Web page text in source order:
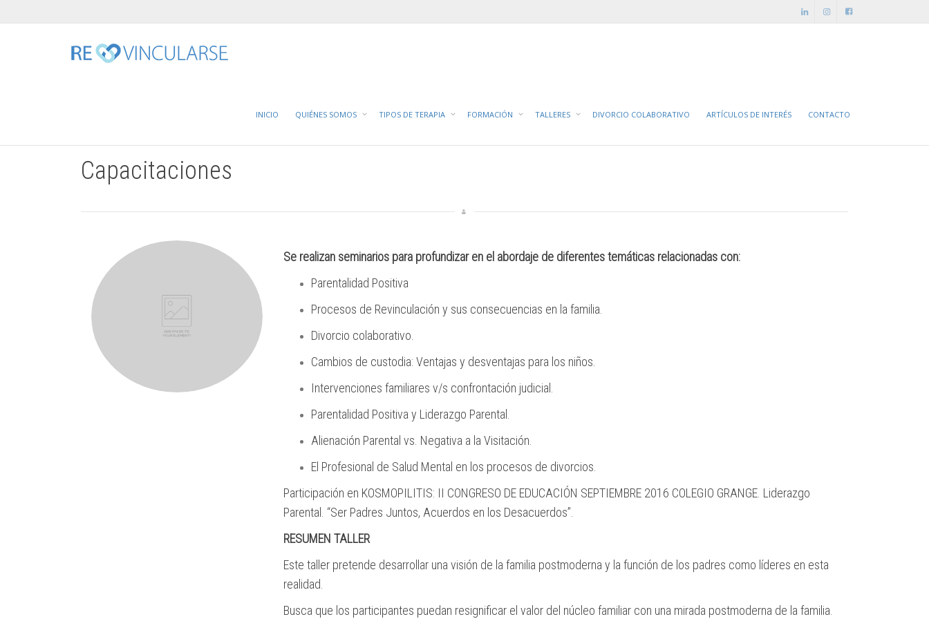
INICIO QUIÉNES SOMOS TIPOS DE TERAPIA FORMACIÓN TALLERES DIVORCIO COLABORATIVO ARTÍCULOS DE INTERÉS CONTACTO
Capacitaciones
Se realizan seminarios para profundizar en el abordaje de diferentes temáticas relacionadas con:
Parentalidad Positiva
Procesos de Revinculación y sus consecuencias en la familia.
Divorcio colaborativo.
Cambios de custodia: Ventajas y desventajas para los niños.
Intervenciones familiares v/s confrontación judicial.
Parentalidad Positiva y Liderazgo Parental.
Alienación Parental vs. Negativa a la Visitación.
El Profesional de Salud Mental en los procesos de divorcios.
Participación en KOSMOPILITIS: II CONGRESO DE EDUCACIÓN SEPTIEMBRE 2016 COLEGIO GRANGE. Liderazgo
Parental. “Ser Padres Juntos, Acuerdos en los Desacuerdos”.
RESUMEN TALLER
Este taller pretende desarrollar una visión de la familia postmoderna y la función de los padres como líderes en esta
realidad.
Busca que los participantes puedan resignificar el valor del núcleo familiar con una mirada postmoderna de la familia.